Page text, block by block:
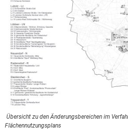
Übersicht zu den Änderungsbereichen im
Flächennutzungsplans